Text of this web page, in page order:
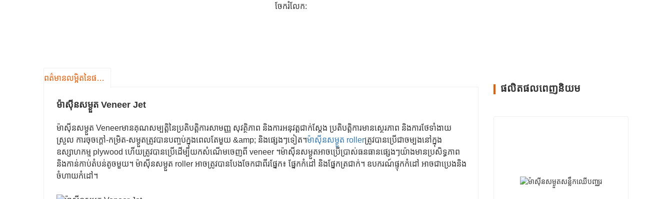
ចែករំលែក:
ព​ត៌​មាន​លម្អិត​នៃ​ផលិតផល
ម៉ាស៊ីនសម្ងួត Veneer Jet
ម៉ាស៊ីនសម្ងួត Veneerមានគុណសម្បត្តិនៃប្រតិបត្តិការសាមញ្ញ សុវត្ថិភាព និងការអនុវត្តជាក់ស្តែង ប្រតិបត្តិការមានស្ថេរភាព និងការថែទាំងាយ
ស្រួល ការចុចក្តៅ-កម្រិត-សម្ងួតត្រូវបានបញ្ចប់ក្នុងពេលតែមួយ &amp; និងផ្សេងៗទៀត។ម៉ាស៊ីនសម្ងួត rollerត្រូវបានប្រើជាចម្បងនៅក្នុង
ឧស្សាហកម្ម plywood ហើយត្រូវបានប្រើដើម្បីយកសំណើមចេញពី veneer ។ម៉ាស៊ីនសម្ងួតអាចប្រើប្រាស់ធនធានផ្សេងៗយ៉ាងមានប្រសិទ្ធភាព
និងកាន់កាប់តំបន់តូចមួយ។ ម៉ាស៊ីនសម្ងួត roller អាចត្រូវបានបែងចែកជាពីរផ្នែក៖ ផ្នែកកំដៅ និងផ្នែកត្រជាក់។ ឧបករណ៍ផ្ទុកកំដៅ អាចជាប្រេងនិង
ចំហាយកំដៅ។
ផលិតផលពេញនិយម